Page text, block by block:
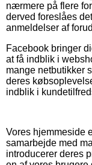
nærmere på flere
derved foreslåes
anmeldelser af
Facebook bringer
at få indblik i
mange netbutikker
deres
indblik i
Vores hjemmeside
samarbejde med
introducerer deres